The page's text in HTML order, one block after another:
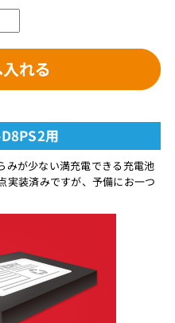
用
が少ない満充電できる充電池
装済みですが、予備にお一つ